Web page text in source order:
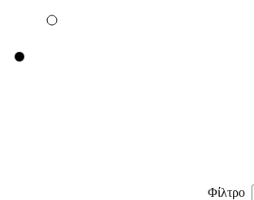
Φίλτρο